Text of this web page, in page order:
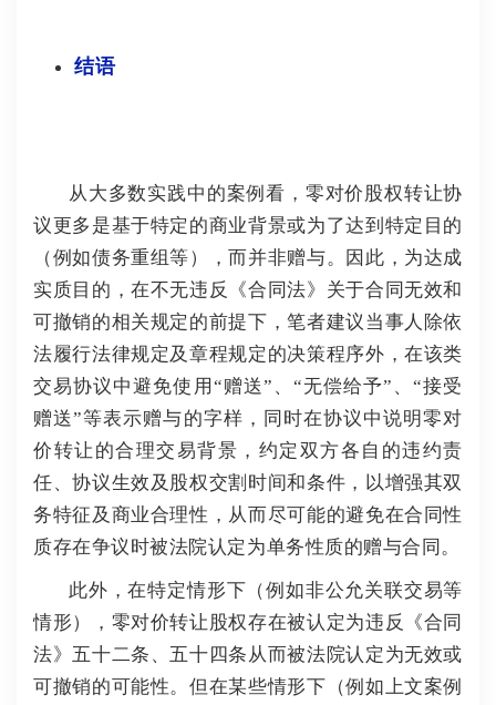
结语
从大多数实践中的案例看，零对价股权转让协
议更多是基于特定的商业背景或为了达到特定目的
（例如债务重组等），而并非赠与。 因此，为达成
实质目的，在不无违反《合同法》关于合同无效和
可撤销的相关规定的前提下，笔者建议当事人除依
法履行法律规定及章程规定的决策程序外，在该类
交易协议中避免使用“赠送”、“无偿给予”、“接受
赠送”等表示赠与的字样，同时在协议中说明零对
价转让的合理交易背景，约定双方各自的违约责
任、协议生效及股权交割时间和条件，以增强其双
务特征及商业合理性，从而尽可能的避免在合同性
质存在争议时被法院认定为单务性质的赠与合同。
此外，在特定情形下（例如非公允关联交易等
情形），零对价转让股权存在被认定为违反《合同
法》五十二条、五十四条从而被法院认定为无效或
可撤销的可能性。但在某些情形下（例如上文案例